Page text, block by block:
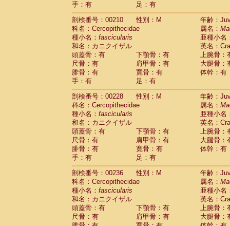
手：有
足：有
剖検番号：00210
性別：M
年齢：
科名：Cercopithecidae
属名：
種小名： fascicularis
亜種小名
和名：カニクイザル
英名：
頭蓋骨：有
下顎骨：有
上腕骨：
尺骨：有
肩甲骨：有
大腿骨：
腓骨：有
寛骨：有
体幹：有
手：有
足：有
剖検番号：00228
性別：M
年齢：
科名：Cercopithecidae
属名：
種小名： fascicularis
亜種小名
和名：カニクイザル
英名：
頭蓋骨：有
下顎骨：有
上腕骨：
尺骨：有
肩甲骨：有
大腿骨：
腓骨：有
寛骨：有
体幹：有
手：有
足：有
剖検番号：00236
性別：M
年齢：
科名：Cercopithecidae
属名：
種小名： fascicularis
亜種小名
和名：カニクイザル
英名：
頭蓋骨：有
下顎骨：有
上腕骨：
尺骨：有
肩甲骨：有
大腿骨：